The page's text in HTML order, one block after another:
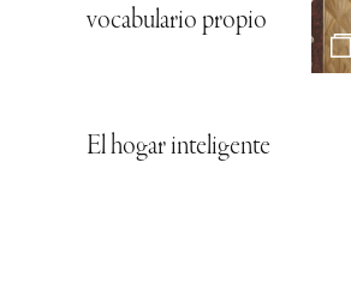
vocabulario propio
El hogar inteligente